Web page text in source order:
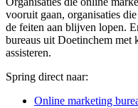
vooruit gaan, organisaties
de feiten aan blijven lopen.
bureaus uit Doetinchem met
assisteren.
Spring direct naar:
Online marketing